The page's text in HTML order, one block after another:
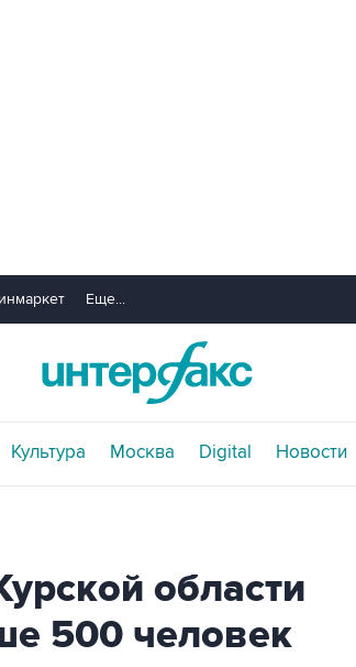
Еще...
Культура Москва Digital Новости
области
500 человек